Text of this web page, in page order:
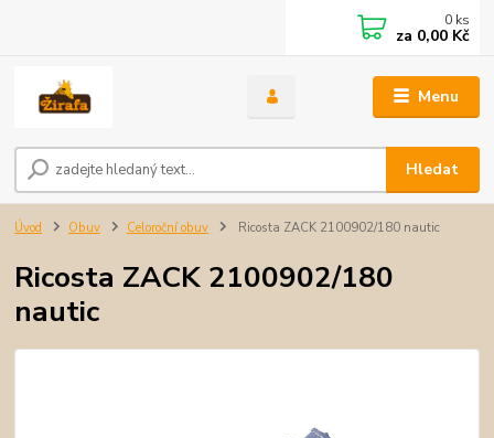
Menu
Hledat
0 ks
za 0,00 Kč
Úvod Obuv Celoroční obuv Ricosta ZACK 2100902/180 nautic
Ricosta ZACK 2100902/180
nautic